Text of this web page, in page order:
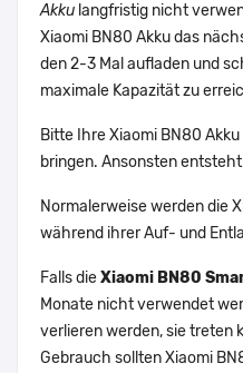
Akku langfristig nicht
Xiaomi BN80 Akku das
den 2-3 Mal aufladen und
maximale Kapazität zu
Bitte Ihre Xiaomi BN80
bringen. Ansonsten
Normalerweise werden die
während ihrer Auf- und
Falls dieXiaomi BN80
Monate nicht verwendet
verlieren werden, sie treten
Gebrauch sollten Xiaomi